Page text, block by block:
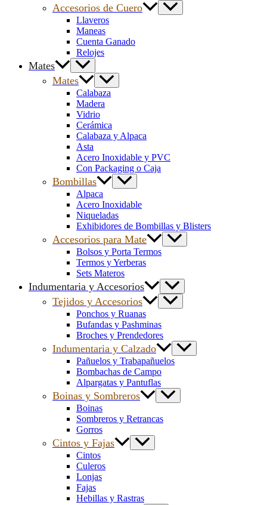
Accesorios de Cuero
Llaveros
Maneas
Cuenta Ganado
Relojes
Mates
Mates
Calabaza
Madera
Vidrio
Cerámica
Calabaza y Alpaca
Asta
Acero Inoxidable y PVC
Con Packaging o Caja
Bombillas
Alpaca
Acero Inoxidable
Niqueladas
Exhibidores de Bombillas y Blisters
Accesorios para Mate
Bolsos y Porta Termos
Termos y Yerberas
Sets Materos
Indumentaria y Accesorios
Tejidos y Accesorios
Ponchos y Ruanas
Bufandas y Pashminas
Broches y Prendedores
Indumentaria y Calzado
Pañuelos y Trabapañuelos
Bombachas de Campo
Alpargatas y Pantuflas
Boinas y Sombreros
Boinas
Sombreros y Retrancas
Gorros
Cintos y Fajas
Cintos
Culeros
Lonjas
Fajas
Hebillas y Rastras